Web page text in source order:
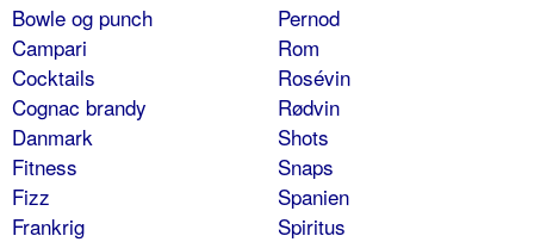
Bowle og punch
Campari
Cocktails
Cognac brandy
Danmark
Fitness
Fizz
Frankrig
Pernod
Rom
Rosévin
Rødvin
Shots
Snaps
Spanien
Spiritus